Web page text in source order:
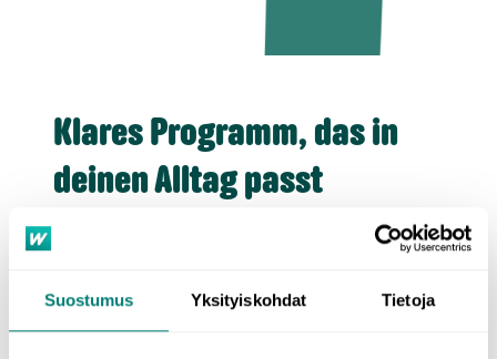
Suostumus Yksityiskohdat Tietoja
Klares Programm, das in
deinen Alltag passt
WordDive eignet sich für zielstrebige Erwachsene, die
gebunden ist, nur schwer mit Ihrem Zeitplan vereinbaren
können.